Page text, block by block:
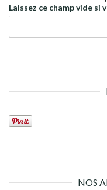
Laissez ce champ vide si
NOS